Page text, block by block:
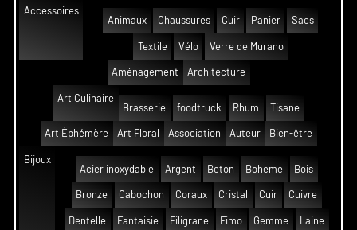
Accessoires
Animaux
Chaussures Cuir Panier Sacs
Textile Vélo Verre de Murano
Aménagement Architecture
Art Culinaire
Brasserie
foodtruck Rhum Tisane
Art Éphémère Art Floral Association Auteur Bien-être
Bijoux
Acier inoxydable
Argent Beton Boheme Bois
Bronze Cabochon Coraux Cristal Cuir Cuivre
Dentelle Fantaisie Filigrane Fimo Gemme Laine